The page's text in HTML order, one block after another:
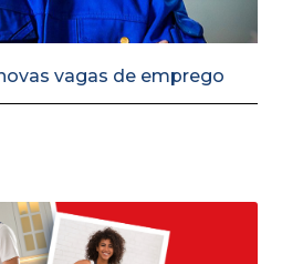
vagas de emprego